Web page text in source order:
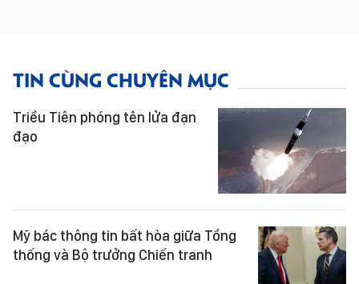
TIN CÙNG CHUYÊN MỤC
Triều Tiên phóng tên lửa đạn
đạo
Mỹ bác thông tin bất hòa giữa Tổng
thống và Bộ trưởng Chiến tranh